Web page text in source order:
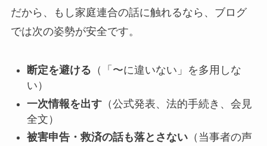
だから、もし家庭連合の話に触れるなら、ブログ
では次の姿勢が安全です。
断定を避ける （「〜に違いない」を多用しな
い）
一次情報を出す（公式発表、法的手続き、会見
全文）
被害申告・救済の話も落とさない（当事者の声